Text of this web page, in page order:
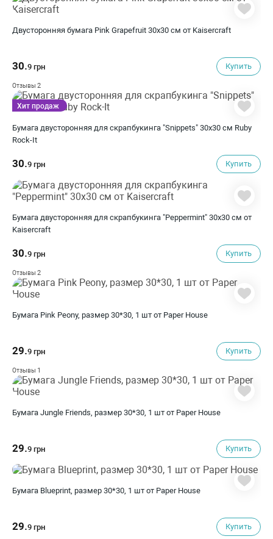
Двусторонняя бумага Pink Grapefruit 30х30 см от Kaisercraft
30.9 грн Купить
Отзывы 2
Бумага двусторонняя для скрапбукинга "Snippets" 30х30 см Ruby
Rock-It
30.9 грн Купить
Хит продаж
Бумага двусторонняя для скрапбукинга "Peppermint" 30х30 см от
Kaisercraft
30.9 грн Купить
Отзывы 2
Бумага Pink Peony, размер 30*30, 1 шт от Paper House
29.9 грн Купить
Отзывы 1
Бумага Jungle Friends, размер 30*30, 1 шт от Paper House
29.9 грн Купить
Бумага Blueprint, размер 30*30, 1 шт от Paper House
29.9 грн Купить